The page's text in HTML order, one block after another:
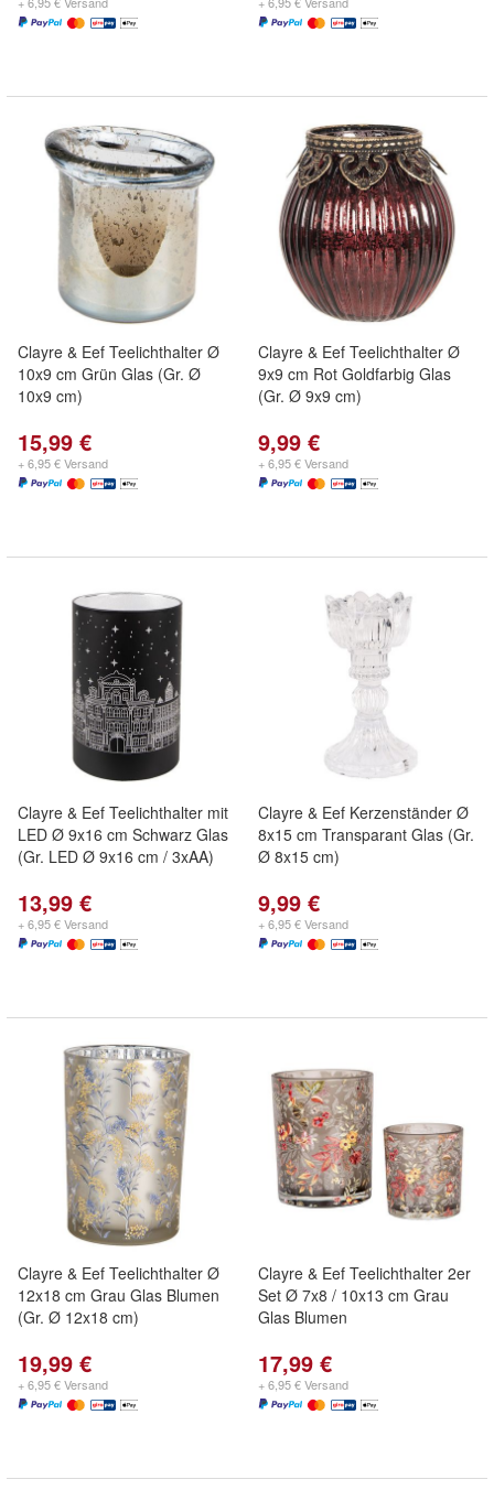
Clayre & Eef Teelichthalter Ø
10x9 cm Grün Glas (Gr. Ø
10x9 cm)
15,99 €
+ 6,95 € Versand
Clayre & Eef Teelichthalter Ø
9x9 cm Rot Goldfarbig Glas
(Gr. Ø 9x9 cm)
9,99 €
+ 6,95 € Versand
Clayre & Eef Teelichthalter mit
LED Ø 9x16 cm Schwarz Glas
(Gr. LED Ø 9x16 cm / 3xAA)
13,99 €
+ 6,95 € Versand
Clayre & Eef Kerzenständer Ø
8x15 cm Transparant Glas (Gr.
Ø 8x15 cm)
9,99 €
+ 6,95 € Versand
Clayre & Eef Teelichthalter Ø
12x18 cm Grau Glas Blumen
(Gr. Ø 12x18 cm)
19,99 €
+ 6,95 € Versand
Clayre & Eef Teelichthalter 2er
Set Ø 7x8 / 10x13 cm Grau
Glas Blumen
17,99 €
+ 6,95 € Versand